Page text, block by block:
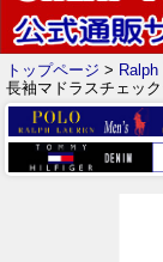
トップページ >
長袖マドラスチェッ